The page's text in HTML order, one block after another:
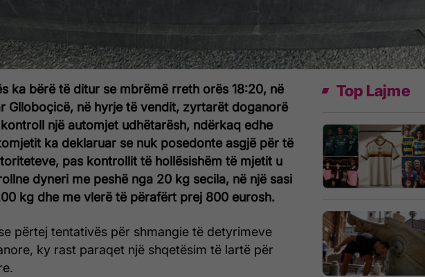
ka bërë të ditur se mbrëmë rreth orës 18:20, në
Glloboçicë, në hyrje të vendit, zyrtarët doganorë
një automjet udhëtarësh, ndërkaq edhe
ka deklaruar se nuk posedonte asgjë për të
pas kontrollit të hollësishëm të mjetit u
dyneri me peshë nga 20 kg secila, në një sasi
kg dhe me vlerë të përafërt prej 800 eurosh.
përtej tentativës për shmangie të detyrimeve
ky rast paraqet një shqetësim të lartë për
Top Lajme